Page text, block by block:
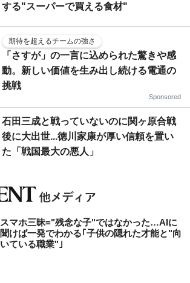
する"スーパーで買える食材"
期待を超えるチームの強さ
「さすが」の一言に込められた驚きや感
動。新しい価値を生み出し続ける電通の
挑戦
Sponsored
石田三成と戦っていないのに関ヶ原合戦
後に大出世...徳川家康が厚い信頼を置い
た「戦国最大の悪人」
スマホ三昧="残念な子"ではなかった…AIに
聞けば一発でわかる｢子供の隠れた才能と"向
いている職業"｣